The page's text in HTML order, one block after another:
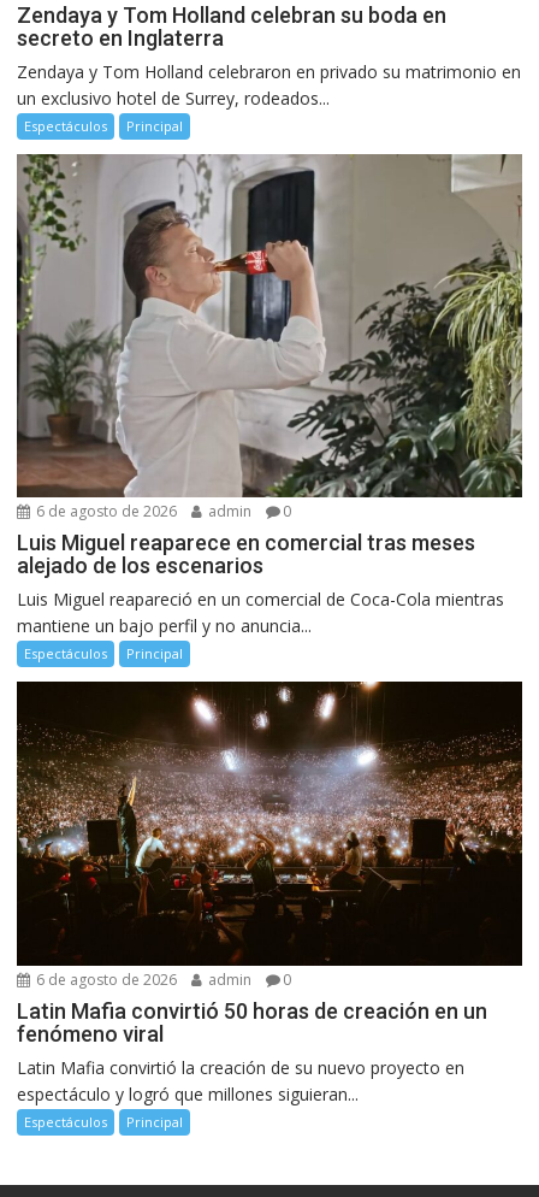
Zendaya y Tom Holland celebran su boda en
secreto en Inglaterra
Zendaya y Tom Holland celebraron en privado su matrimonio en
un exclusivo hotel de Surrey, rodeados...
Espectáculos Principal
6 de agosto de 2026 admin 0
Luis Miguel reaparece en comercial tras meses
alejado de los escenarios
Luis Miguel reapareció en un comercial de Coca-Cola mientras
mantiene un bajo perfil y no anuncia...
Espectáculos Principal
6 de agosto de 2026 admin 0
Latin Mafia convirtió 50 horas de creación en un
fenómeno viral
Latin Mafia convirtió la creación de su nuevo proyecto en
espectáculo y logró que millones siguieran...
Espectáculos Principal